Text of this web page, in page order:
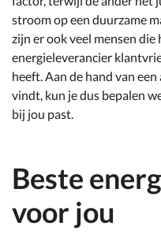
stroom op een duurzame
zijn er ook veel mensen
energieleverancier
heeft. Aan de hand van
vindt, kun je dus bepalen
bij jou past.
Beste
voor jou